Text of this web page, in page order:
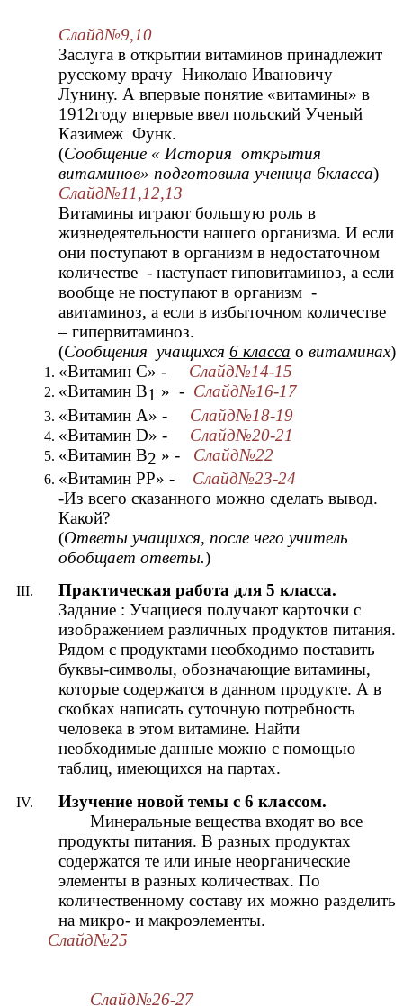
Слайд№9,10
Заслуга в открытии витаминов принадлежит
русскому врачу Николаю Ивановичу
Лунину. А впервые понятие «витамины» в
1912году впервые ввел польский Ученый
Казимеж Функ.
(Сообщение « История открытия
витаминов» подготовила ученица 6класса)
Слайд№11,12,13
Витамины играют большую роль в
жизнедеятельности нашего организма. И если
они поступают в организм в недостаточном
количестве - наступает гиповитаминоз, а если
вообще не поступают в организм -
авитаминоз, а если в избыточном количестве
– гипервитаминоз.
(Сообщения учащихся 6 класса о витаминах)
«Витамин С» - Слайд№14-15
«Витамин B1 » - Слайд№16-17
«Витамин A» - Слайд№18-19
«Витамин D» - Слайд№20-21
«Витамин B2 » - Слайд№22
«Витамин PP» - Слайд№23-24
-Из всего сказанного можно сделать вывод.
Какой?
(Ответы учащихся, после чего учитель
обобщает ответы.)
Практическая работа для 5 класса.
Задание : Учащиеся получают карточки с
изображением различных продуктов питания.
Рядом с продуктами необходимо поставить
буквы-символы, обозначающие витамины,
которые содержатся в данном продукте. А в
скобках написать суточную потребность
человека в этом витамине. Найти
необходимые данные можно с помощью
таблиц, имеющихся на партах.
Изучение новой темы с 6 классом.
Минеральные вещества входят во все
продукты питания. В разных продуктах
содержатся те или иные неорганические
элементы в разных количествах. По
количественному составу их можно разделить
на микро- и макроэлементы.
Слайд№25
Слайд№26-27